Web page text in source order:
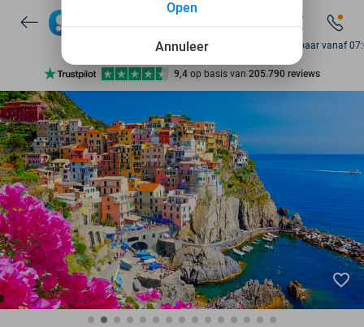
Ontdek 15.000+ deals
10+ miljoen leden
9,4 op basis van205.790 reviews
Ontdek 15.000+ deals
7 dagen per week beschikbaar
10+ miljoen leden
Bereikbaar vanaf
favorite_border
Annuleer
Open